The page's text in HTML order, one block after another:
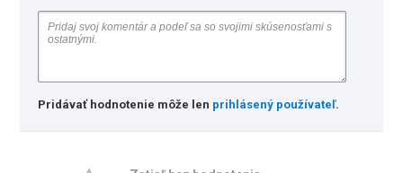
Pridávať hodnotenie môže len prihlásený používateľ.